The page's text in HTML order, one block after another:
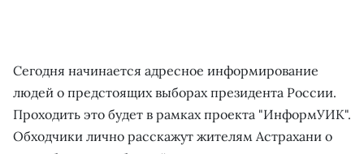
Сегодня начинается адресное информирование
людей о предстоящих выборах президента России.
Проходить это будет в рамках проекта "ИнформУИК".
Обходчики лично расскажут жителям Астрахани о